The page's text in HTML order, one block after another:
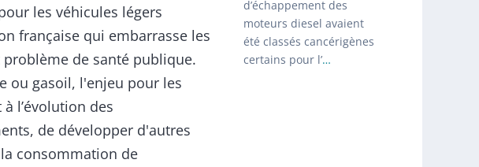
les véhicules légers
française qui embarrasse les
de santé publique.
ou gasoil, l'enjeu pour les
l’évolution des
de développer d'autres
consommation de
d’échappement des
moteurs diesel avaient
été classés cancérigènes
certains pour l’…